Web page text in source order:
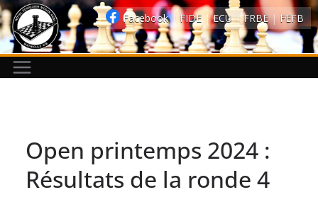
Passer
au
contenu
Open printemps 2024 :
Résultats de la ronde 4
Facebook| FIDE | ECU| FRBE| FEFB